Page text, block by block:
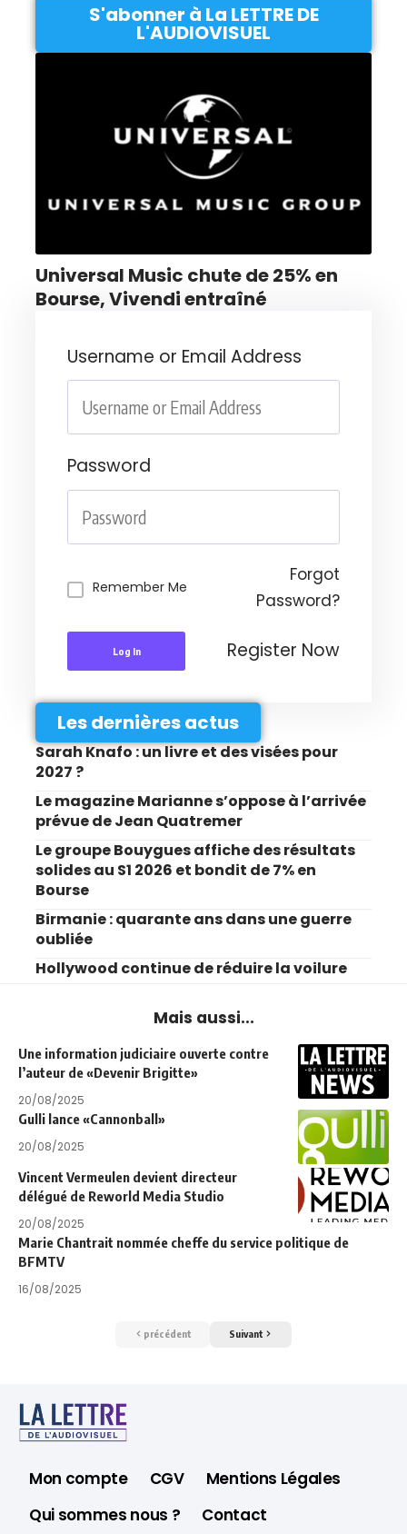
S'abonner à La LETTRE DE
L'AUDIOVISUEL
Universal Music chute de 25% en
Bourse, Vivendi entraîné
Username or Email Address
Password
Remember Me
Forgot
Password?
Log In Register Now
Les dernières actus
Sarah Knafo : un livre et des visées pour
2027 ?
Le magazine Marianne s’oppose à l’arrivée
prévue de Jean Quatremer
Le groupe Bouygues affiche des résultats
solides au S1 2026 et bondit de 7% en
Bourse
Birmanie : quarante ans dans une guerre
oubliée
Hollywood continue de réduire la voilure
Mais aussi...
Une information judiciaire ouverte contre
l’auteur de «Devenir Brigitte»
20/08/2025
Gulli lance «Cannonball»
20/08/2025
Vincent Vermeulen devient directeur
délégué de Reworld Media Studio
20/08/2025
Marie Chantrait nommée cheffe du service politique de
BFMTV
16/08/2025
précédent Suivant
Mon compte CGV
Mentions Légales
Qui sommes nous ?
Contact